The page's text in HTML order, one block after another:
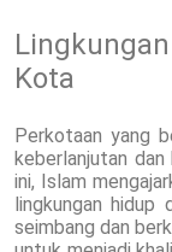
Kota
Perkotaan yang
keberlanjutan dan
ini, Islam
lingkungan hidup
seimbang dan